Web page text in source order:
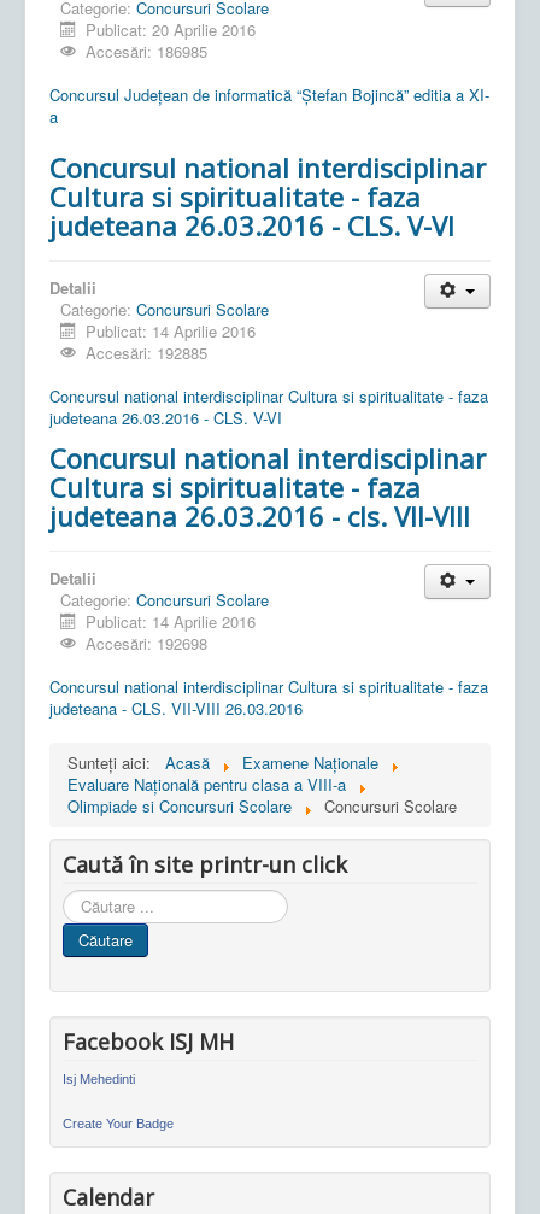
Categorie: Concursuri Scolare
Publicat: 20 Aprilie 2016
Accesări: 186985
Concursul Județean de informatică “Ștefan Bojincă” editia a XI-
a
Concursul national interdisciplinar
Cultura si spiritualitate - faza
judeteana 26.03.2016 - CLS. V-VI
Detalii
Categorie: Concursuri Scolare
Publicat: 14 Aprilie 2016
Accesări: 192885
Concursul national interdisciplinar Cultura si spiritualitate - faza
judeteana 26.03.2016 - CLS. V-VI
Concursul national interdisciplinar
Cultura si spiritualitate - faza
judeteana 26.03.2016 - cls. VII-VIII
Detalii
Categorie: Concursuri Scolare
Publicat: 14 Aprilie 2016
Accesări: 192698
Concursul national interdisciplinar Cultura si spiritualitate - faza
judeteana - CLS. VII-VIII 26.03.2016
Sunteți aici: Acasă
Examene Naționale
Evaluare Națională pentru clasa a VIII-a
Olimpiade si Concursuri Scolare
Concursuri Scolare
Caută în site printr-un click
Cauta
in
site
Căutare
Facebook ISJ MH
Isj Mehedinti
Create Your Badge
Calendar